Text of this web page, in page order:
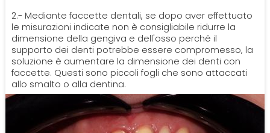
2.- Mediante faccette dentali, se dopo aver effettuato
le misurazioni indicate non è consigliabile ridurre la
dimensione della gengiva e dell'osso perché il
supporto dei denti potrebbe essere compromesso, la
soluzione è aumentare la dimensione dei denti con
faccette. Questi sono piccoli fogli che sono attaccati
allo smalto o alla dentina.